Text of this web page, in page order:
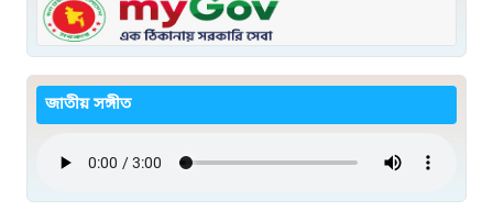
জাতীয় সঙ্গীত